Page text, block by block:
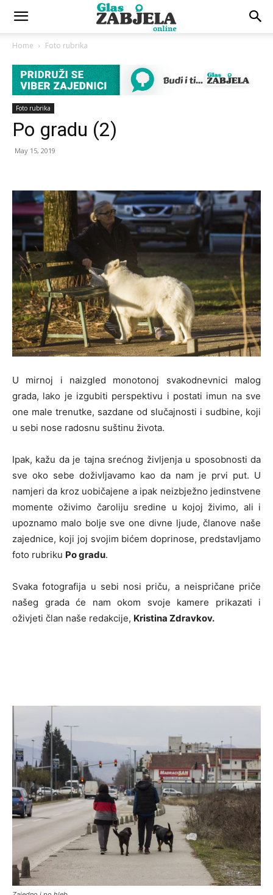
Home Foto rubrika
Foto rubrika
Po gradu (2)
May 15, 2019
U mirnoj i naizgled monotonoj svakodnevnici malog
grada, lako je izgubiti perspektivu i postati imun na sve
one male trenutke, sazdane od slučajnosti i sudbine, koji
u sebi nose radosnu suštinu života.
Ipak, kažu da je tajna srećnog življenja u sposobnosti da
sve oko sebe doživljavamo kao da nam je prvi put. U
namjeri da kroz uobičajene a ipak neizbježno jedinstvene
momente oživimo čaroliju sredine u kojoj živimo, ali i
upoznamo malo bolje sve one divne ljude, članove naše
zajednice, koji joj svojim bićem doprinose, predstavljamo
foto rubriku Po gradu.
Svaka fotografija u sebi nosi priču, a neispričane priče
našeg grada će nam okom svoje kamere prikazati i
oživjeti član naše redakcije, Kristina Zdravkov.